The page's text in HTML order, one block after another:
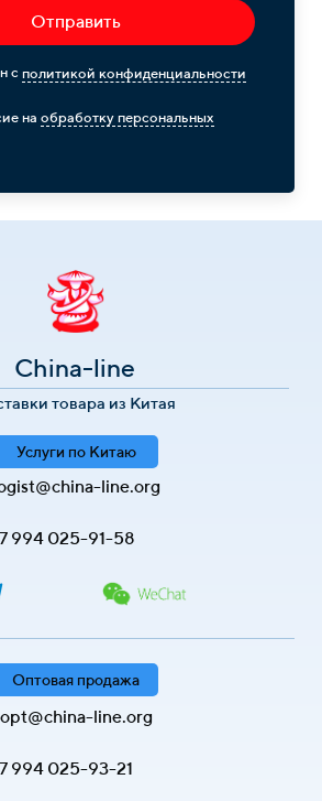
Отправить
с политикой конфиденциальности
на обработку персональных
China-line
товара из Китая
Услуги по Китаю
line.org
994 025-91-58
Оптовая продажа
opt@china-line.org
994 025-93-21